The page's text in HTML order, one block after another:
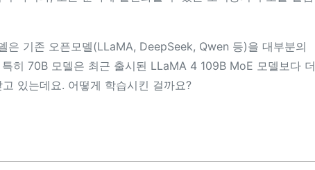
은 기존 오픈모델(LLaMA, DeepSeek, Qwen 등)을 대부분의
히 70B 모델은 최근 출시된 LLaMA 4 109B MoE 모델보다 더
있는데요. 어떻게 학습시킨 걸까요?